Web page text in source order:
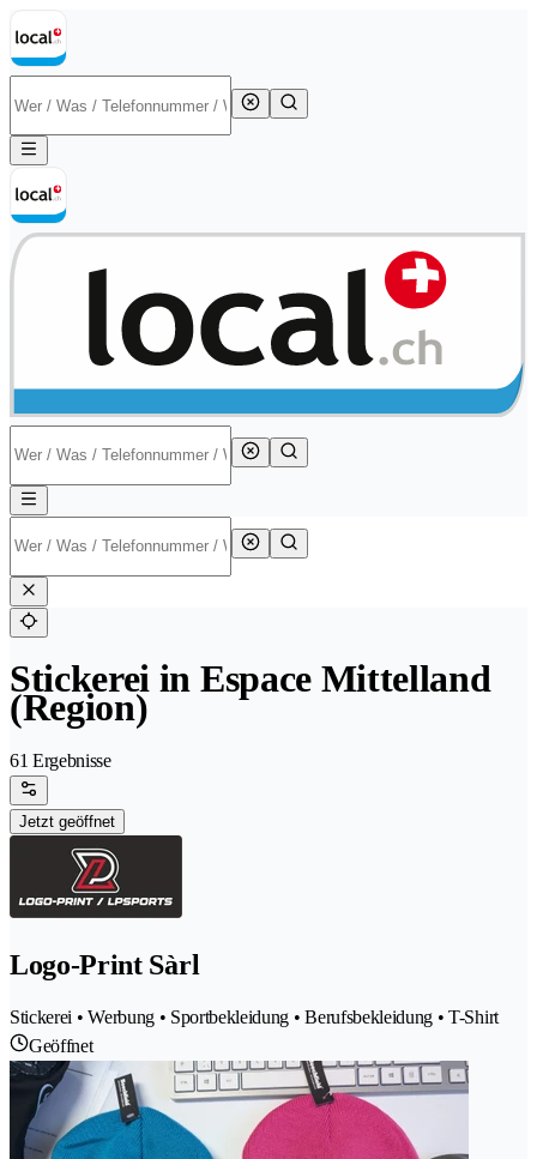
Stickerei in Espace Mittelland
(Region)
61 Ergebnisse
Jetzt geöffnet
Logo-Print Sàrl
Stickerei • Werbung • Sportbekleidung • Berufsbekleidung • T-Shirt
Geöffnet